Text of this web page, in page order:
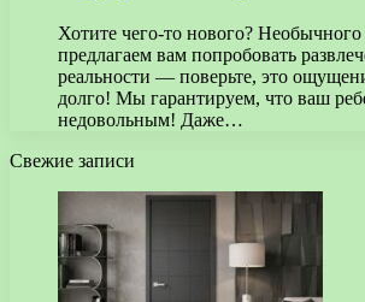
Хотите чего-то нового?
предлагаем вам попробовать
реальности — поверьте, это
долго! Мы гарантируем, что ваш
недовольным! Даже…
Свежие записи